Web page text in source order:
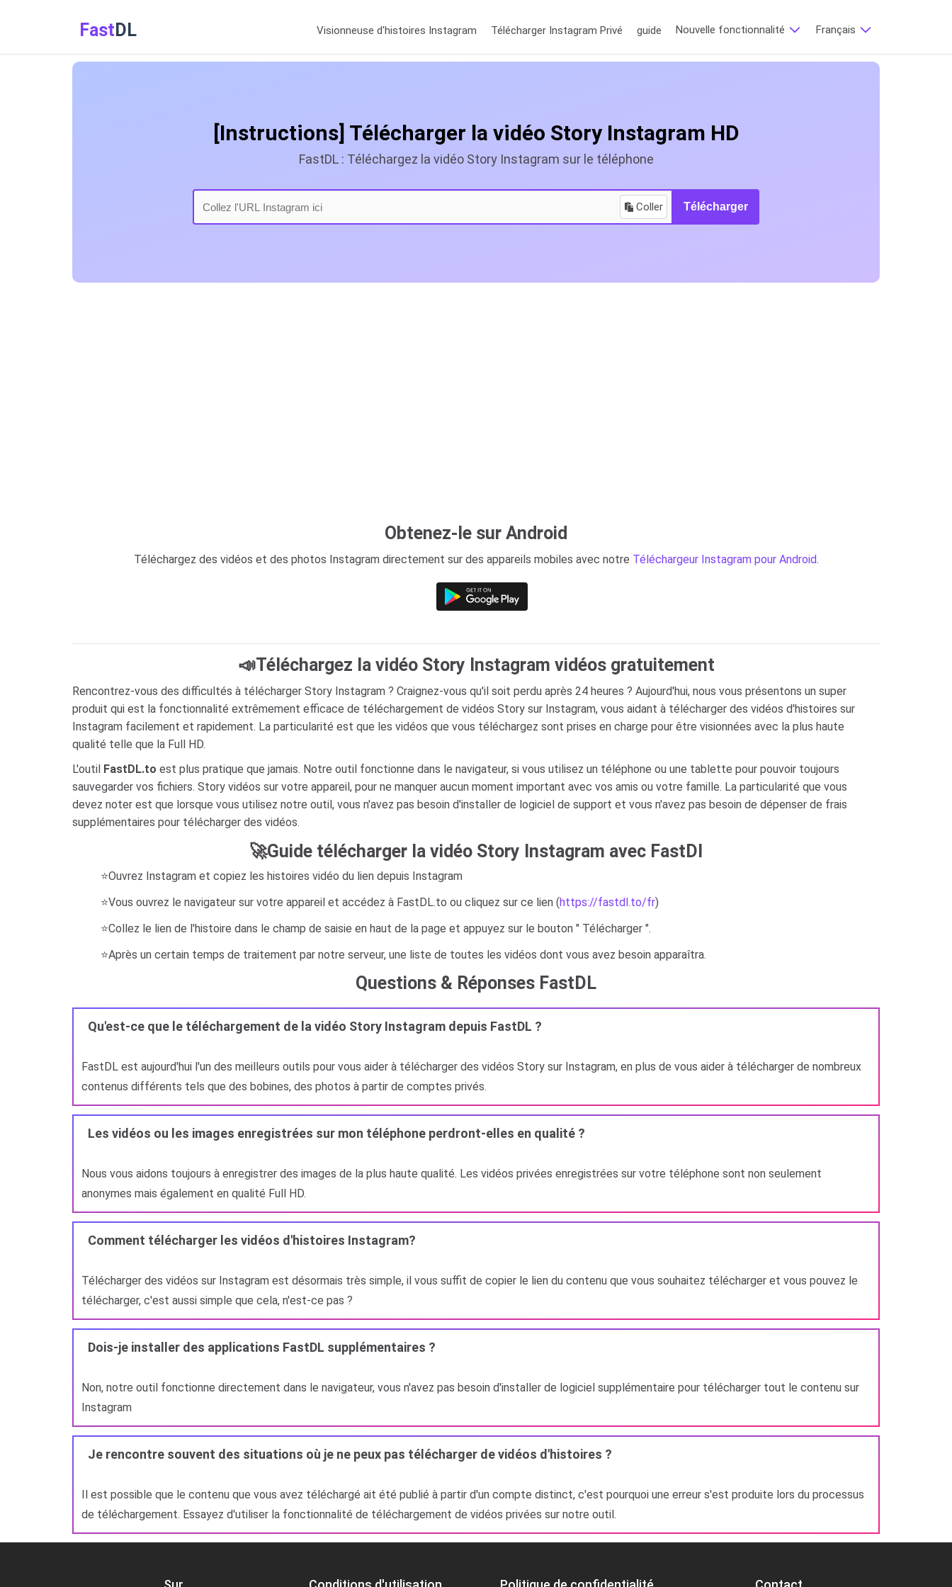
Fast DL Visionneuse d'histoires Instagram Télécharger Instagram Privé guide Nouvelle fonctionnalité Français
[Instructions] Télécharger la vidéo Story Instagram HD
FastDL : Téléchargez la vidéo Story Instagram sur le téléphone
Coller Télécharger
Obtenez-le sur Android
Téléchargez des vidéos et des photos Instagram directement sur des appareils mobiles avec notre Téléchargeur Instagram pour Android.
📣Téléchargez la vidéo Story Instagram vidéos gratuitement
Rencontrez-vous des difficultés à télécharger Story Instagram ? Craignez-vous qu'il soit perdu après 24 heures ? Aujourd'hui, nous vous présentons un super
produit qui est la fonctionnalité extrêmement efficace de téléchargement de vidéos Story sur Instagram, vous aidant à télécharger des vidéos d'histoires sur
Instagram facilement et rapidement. La particularité est que les vidéos que vous téléchargez sont prises en charge pour être visionnées avec la plus haute
qualité telle que la Full HD.
L'outil FastDL.to est plus pratique que jamais. Notre outil fonctionne dans le navigateur, si vous utilisez un téléphone ou une tablette pour pouvoir toujours
sauvegarder vos fichiers. Story vidéos sur votre appareil, pour ne manquer aucun moment important avec vos amis ou votre famille. La particularité que vous
devez noter est que lorsque vous utilisez notre outil, vous n'avez pas besoin d'installer de logiciel de support et vous n'avez pas besoin de dépenser de frais
supplémentaires pour télécharger des vidéos.
🚀Guide télécharger la vidéo Story Instagram avec FastDl
⭐Ouvrez Instagram et copiez les histoires vidéo du lien depuis Instagram
⭐Vous ouvrez le navigateur sur votre appareil et accédez à FastDL.to ou cliquez sur ce lien (https://fastdl.to/fr)
⭐Collez le lien de l'histoire dans le champ de saisie en haut de la page et appuyez sur le bouton " Télécharger ".
⭐Après un certain temps de traitement par notre serveur, une liste de toutes les vidéos dont vous avez besoin apparaîtra.
Questions & Réponses FastDL
Qu'est-ce que le téléchargement de la vidéo Story Instagram depuis FastDL ?
FastDL est aujourd'hui l'un des meilleurs outils pour vous aider à télécharger des vidéos Story sur Instagram, en plus de vous aider à télécharger de nombreux
contenus différents tels que des bobines, des photos à partir de comptes privés.
Les vidéos ou les images enregistrées sur mon téléphone perdront-elles en qualité ?
Nous vous aidons toujours à enregistrer des images de la plus haute qualité. Les vidéos privées enregistrées sur votre téléphone sont non seulement
anonymes mais également en qualité Full HD.
Comment télécharger les vidéos d'histoires Instagram?
Télécharger des vidéos sur Instagram est désormais très simple, il vous suffit de copier le lien du contenu que vous souhaitez télécharger et vous pouvez le
télécharger, c'est aussi simple que cela, n'est-ce pas ?
Dois-je installer des applications FastDL supplémentaires ?
Non, notre outil fonctionne directement dans le navigateur, vous n'avez pas besoin d'installer de logiciel supplémentaire pour télécharger tout le contenu sur
Instagram
Je rencontre souvent des situations où je ne peux pas télécharger de vidéos d'histoires ?
Il est possible que le contenu que vous avez téléchargé ait été publié à partir d'un compte distinct, c'est pourquoi une erreur s'est produite lors du processus
de téléchargement. Essayez d'utiliser la fonctionnalité de téléchargement de vidéos privées sur notre outil.